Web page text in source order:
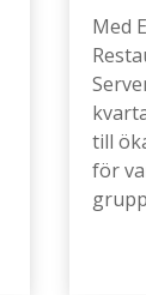
Med
till
för